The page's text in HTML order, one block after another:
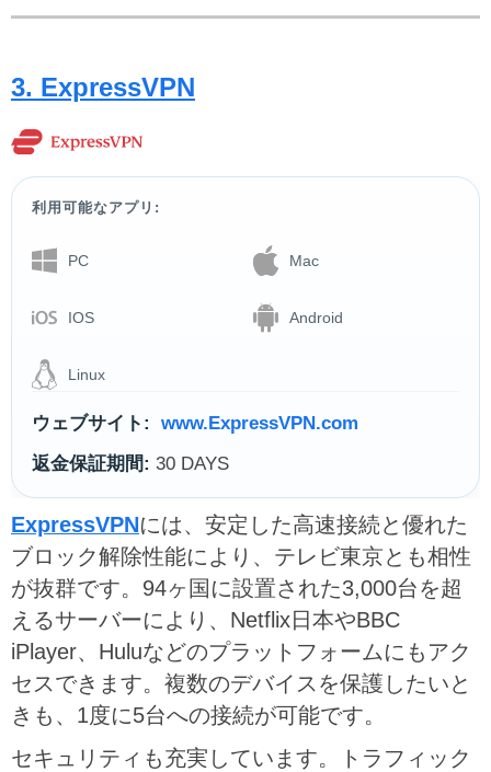
3. ExpressVPN
利用可能なアプリ:
PC Mac
IOS Android
Linux
ウェブサイト:
www.ExpressVPN.com
返金保証期間: 30 DAYS
ExpressVPNには、安定した高速接続と優れた
ブロック解除性能により、テレビ東京とも相性
が抜群です。94ヶ国に設置された3,000台を超
えるサーバーにより、Netflix日本やBBC
iPlayer、Huluなどのプラットフォームにもアク
セスできます。複数のデバイスを保護したいと
きも、1度に5台への接続が可能です。
セキュリティも充実しています。トラフィック